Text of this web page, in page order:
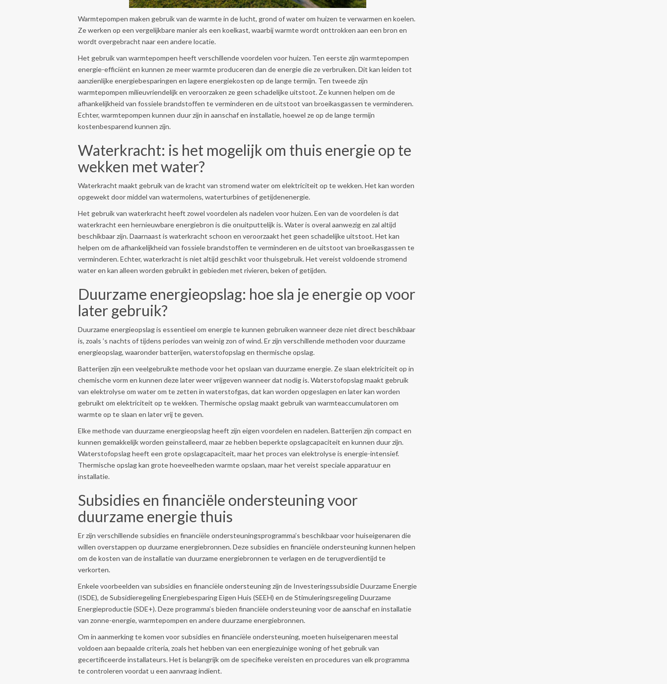
Warmtepompen maken gebruik van de warmte in de lucht, grond of water om huizen te verwarmen en koelen.
Ze werken op een vergelijkbare manier als een koelkast, waarbij warmte wordt onttrokken aan een bron en
wordt overgebracht naar een andere locatie.
Het gebruik van warmtepompen heeft verschillende voordelen voor huizen. Ten eerste zijn warmtepompen
energie-efficiënt en kunnen ze meer warmte produceren dan de energie die ze verbruiken. Dit kan leiden tot
aanzienlijke energiebesparingen en lagere energiekosten op de lange termijn. Ten tweede zijn
warmtepompen milieuvriendelijk en veroorzaken ze geen schadelijke uitstoot. Ze kunnen helpen om de
afhankelijkheid van fossiele brandstoffen te verminderen en de uitstoot van broeikasgassen te verminderen.
Echter, warmtepompen kunnen duur zijn in aanschaf en installatie, hoewel ze op de lange termijn
kostenbesparend kunnen zijn.
Waterkracht: is het mogelijk om thuis energie op te
wekken met water?
Waterkracht maakt gebruik van de kracht van stromend water om elektriciteit op te wekken. Het kan worden
opgewekt door middel van watermolens, waterturbines of getijdenenergie.
Het gebruik van waterkracht heeft zowel voordelen als nadelen voor huizen. Een van de voordelen is dat
waterkracht een hernieuwbare energiebron is die onuitputtelijk is. Water is overal aanwezig en zal altijd
beschikbaar zijn. Daarnaast is waterkracht schoon en veroorzaakt het geen schadelijke uitstoot. Het kan
helpen om de afhankelijkheid van fossiele brandstoffen te verminderen en de uitstoot van broeikasgassen te
verminderen. Echter, waterkracht is niet altijd geschikt voor thuisgebruik. Het vereist voldoende stromend
water en kan alleen worden gebruikt in gebieden met rivieren, beken of getijden.
Duurzame energieopslag: hoe sla je energie op voor
later gebruik?
Duurzame energieopslag is essentieel om energie te kunnen gebruiken wanneer deze niet direct beschikbaar
is, zoals ’s nachts of tijdens periodes van weinig zon of wind. Er zijn verschillende methoden voor duurzame
energieopslag, waaronder batterijen, waterstofopslag en thermische opslag.
Batterijen zijn een veelgebruikte methode voor het opslaan van duurzame energie. Ze slaan elektriciteit op in
chemische vorm en kunnen deze later weer vrijgeven wanneer dat nodig is. Waterstofopslag maakt gebruik
van elektrolyse om water om te zetten in waterstofgas, dat kan worden opgeslagen en later kan worden
gebruikt om elektriciteit op te wekken. Thermische opslag maakt gebruik van warmteaccumulatoren om
warmte op te slaan en later vrij te geven.
Elke methode van duurzame energieopslag heeft zijn eigen voordelen en nadelen. Batterijen zijn compact en
kunnen gemakkelijk worden geïnstalleerd, maar ze hebben beperkte opslagcapaciteit en kunnen duur zijn.
Waterstofopslag heeft een grote opslagcapaciteit, maar het proces van elektrolyse is energie-intensief.
Thermische opslag kan grote hoeveelheden warmte opslaan, maar het vereist speciale apparatuur en
installatie.
Subsidies en financiële ondersteuning voor
duurzame energie thuis
Er zijn verschillende subsidies en financiële ondersteuningsprogramma’s beschikbaar voor huiseigenaren die
willen overstappen op duurzame energiebronnen. Deze subsidies en financiële ondersteuning kunnen helpen
om de kosten van de installatie van duurzame energiebronnen te verlagen en de terugverdientijd te
verkorten.
Enkele voorbeelden van subsidies en financiële ondersteuning zijn de Investeringssubsidie Duurzame Energie
(ISDE), de Subsidieregeling Energiebesparing Eigen Huis (SEEH) en de Stimuleringsregeling Duurzame
Energieproductie (SDE+). Deze programma’s bieden financiële ondersteuning voor de aanschaf en installatie
van zonne-energie, warmtepompen en andere duurzame energiebronnen.
Om in aanmerking te komen voor subsidies en financiële ondersteuning, moeten huiseigenaren meestal
voldoen aan bepaalde criteria, zoals het hebben van een energiezuinige woning of het gebruik van
gecertificeerde installateurs. Het is belangrijk om de specifieke vereisten en procedures van elk programma
te controleren voordat u een aanvraag indient.